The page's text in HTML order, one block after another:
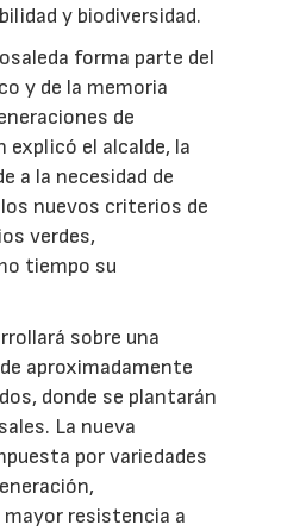
y biodiversidad.
forma parte del
y de la memoria
de
el alcalde, la
a la necesidad de
nuevos criterios de
verdes,
tiempo su
sobre una
aproximadamente
donde se plantarán
La nueva
por variedades
resistencia a